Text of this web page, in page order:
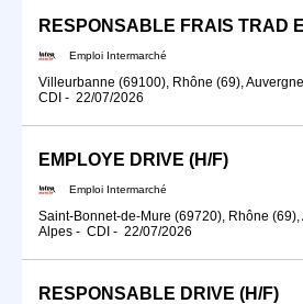
RESPONSABLE FRAIS TRAD
Emploi Intermarché
Villeurbanne (69100), Rhône (69),
CDI - 22/07/2026
EMPLOYE DRIVE (H/F)
Emploi Intermarché
Saint-Bonnet-de-Mure (69720), Rhône
Alpes - CDI - 22/07/2026
RESPONSABLE DRIVE (H/F)